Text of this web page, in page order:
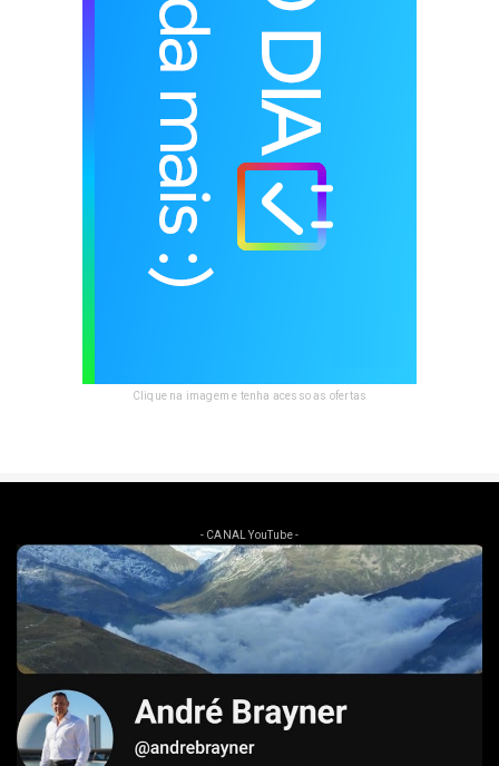
Clique na imagem e tenha acesso as ofertas
- CANAL YouTube -